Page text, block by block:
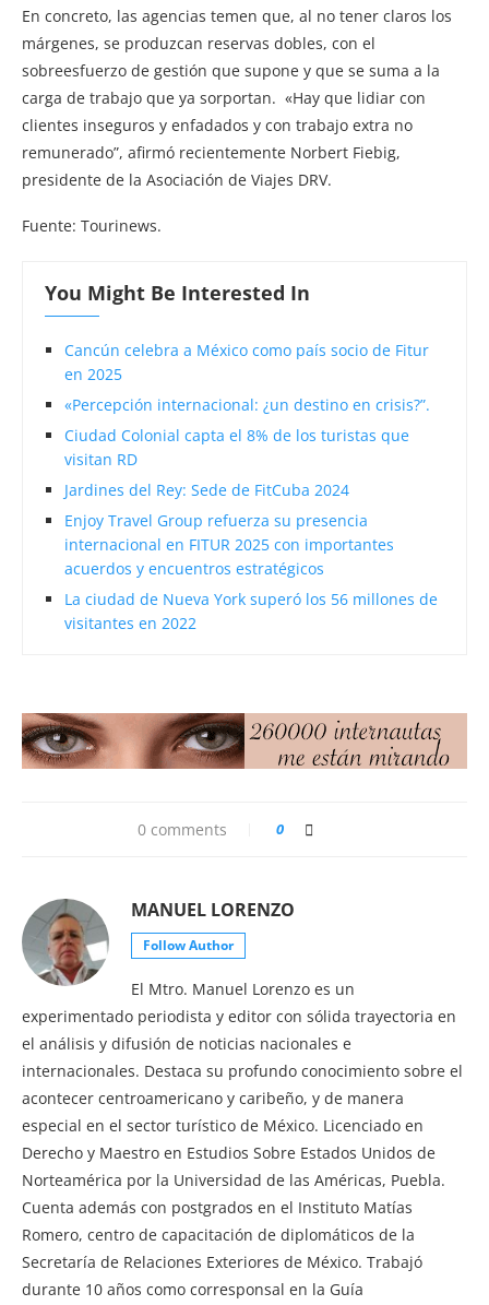
En concreto, las agencias temen que, al no tener claros los
márgenes, se produzcan reservas dobles, con el
sobreesfuerzo de gestión que supone y que se suma a la
carga de trabajo que ya sorportan. «Hay que lidiar con
clientes inseguros y enfadados y con trabajo extra no
remunerado”, afirmó recientemente Norbert Fiebig,
presidente de la Asociación de Viajes DRV.
Fuente: Tourinews.
You Might Be Interested In
Cancún celebra a México como país socio de Fitur
en 2025
«Percepción internacional: ¿un destino en crisis?”.
Ciudad Colonial capta el 8% de los turistas que
visitan RD
Jardines del Rey: Sede de FitCuba 2024
Enjoy Travel Group refuerza su presencia
internacional en FITUR 2025 con importantes
acuerdos y encuentros estratégicos
La ciudad de Nueva York superó los 56 millones de
visitantes en 2022
0 comments 0
MANUEL LORENZO
Follow Author
El Mtro. Manuel Lorenzo es un
experimentado periodista y editor con sólida trayectoria en
el análisis y difusión de noticias nacionales e
internacionales. Destaca su profundo conocimiento sobre el
acontecer centroamericano y caribeño, y de manera
especial en el sector turístico de México. Licenciado en
Derecho y Maestro en Estudios Sobre Estados Unidos de
Norteamérica por la Universidad de las Américas, Puebla.
Cuenta además con postgrados en el Instituto Matías
Romero, centro de capacitación de diplomáticos de la
Secretaría de Relaciones Exteriores de México. Trabajó
durante 10 años como corresponsal en la Guía